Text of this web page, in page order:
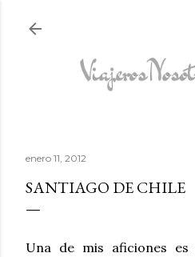
enero 11, 2012
SANTIAGO DE CHILE
Una de mis aficiones